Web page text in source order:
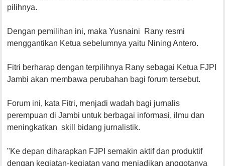
pilihnya.
Dengan pemilihan ini, maka Yusnaini Rany resmi
menggantikan Ketua sebelumnya yaitu Nining Antero.
Fitri berharap dengan terpilihnya Rany sebagai Ketua FJPI
Jambi akan membawa perubahan bagi forum tersebut.
Forum ini, kata Fitri, menjadi wadah bagi jurnalis
perempuan di Jambi untuk berbagai informasi, ilmu dan
meningkatkan skill bidang jurnalistik.
"Ke depan diharapkan FJPI semakin aktif dan produktif
dengan kegiatan-kegiatan yang menjadikan anggotanya